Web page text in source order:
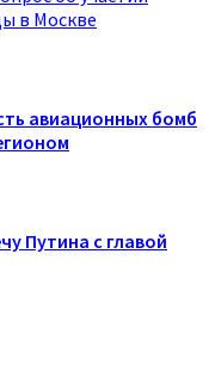
в Москве
авиационных бомб
Путина с главой